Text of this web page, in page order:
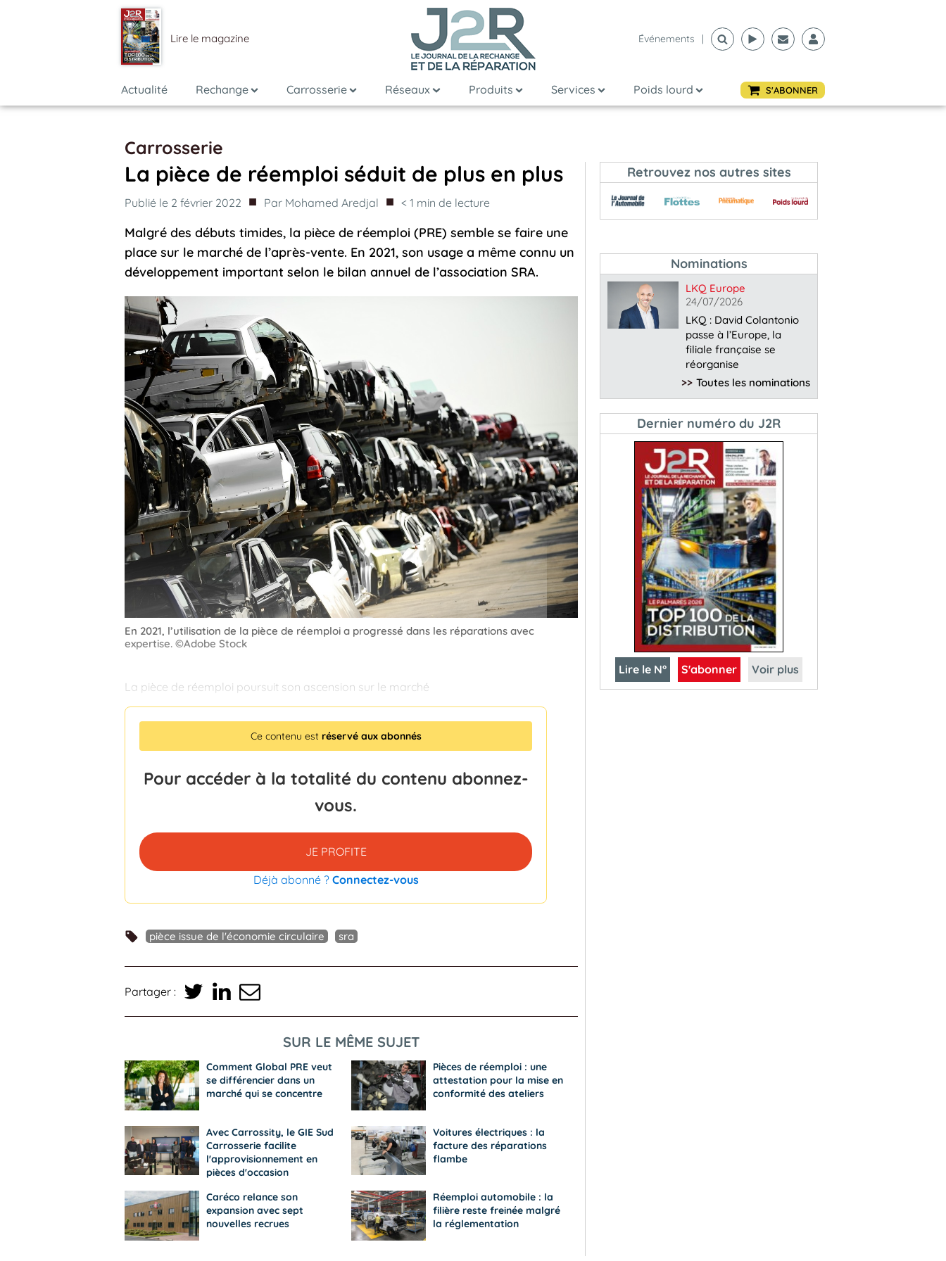
Lire le magazine Événements |
Actualité Rechange Carrosserie Réseaux Produits Services Poids lourd S'ABONNER
Carrosserie
La pièce de réemploi séduit de plus en plus
Publié le 2 février 2022 ■ Par Mohamed Aredjal ■ < 1 min de lecture
Malgré des débuts timides, la pièce de réemploi (PRE) semble se faire une
place sur le marché de l’après-vente. En 2021, son usage a même connu un
développement important selon le bilan annuel de l’association SRA.
En 2021, l’utilisation de la pièce de réemploi a progressé dans les réparations avec
expertise. ©Adobe Stock
La pièce de réemploi poursuit son ascension sur le marché
Ce contenu est réservé aux abonnés
Pour accéder à la totalité du contenu abonnez-
vous.
JE PROFITE
Déjà abonné ? Connectez-vous
pièce issue de l'économie circulaire sra
Partager :
SUR LE MÊME SUJET
Comment Global PRE veut
se différencier dans un
marché qui se concentre
Pièces de réemploi : une
attestation pour la mise en
conformité des ateliers
Avec Carrossity, le GIE Sud
Carrosserie facilite
l'approvisionnement en
pièces d'occasion
Voitures électriques : la
facture des réparations
flambe
Caréco relance son
expansion avec sept
nouvelles recrues
Réemploi automobile : la
filière reste freinée malgré
la réglementation
Retrouvez nos autres sites
Nominations
LKQ Europe
24/07/2026
LKQ : David Colantonio
passe à l’Europe, la
filiale française se
réorganise
>> Toutes les nominations
Dernier numéro du J2R
Lire le N° S'abonner Voir plus